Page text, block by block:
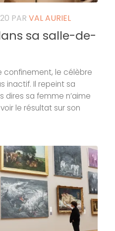
PAR VAL AURIEL
sa salle-de-
le célèbre
inactif. Il repeint sa
dires sa femme n’aime
le résultat sur son